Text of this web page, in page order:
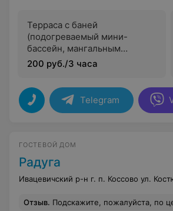
Терраса с баней
(подогреваемый мини-
бассейн, мангальным
комплексом и беседкой)
200 руб./3 часа
Telegram
ГОСТЕВОЙ ДОМ
Радуга
Ивацевичский р-н г. п. Коссово ул.
Отзыв. Подскажите, пожалуйста, по ценам и наличию мест на